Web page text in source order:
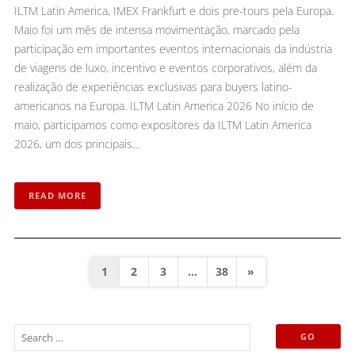
ILTM Latin America, IMEX Frankfurt e dois pre-tours pela Europa.
Maio foi um mês de intensa movimentação, marcado pela
participação em importantes eventos internacionais da indústria
de viagens de luxo, incentivo e eventos corporativos, além da
realização de experiências exclusivas para buyers latino-
americanos na Europa. ILTM Latin America 2026 No início de
maio, participamos como expositores da ILTM Latin America
2026, um dos principais…
READ MORE
1 2 3 … 38 »